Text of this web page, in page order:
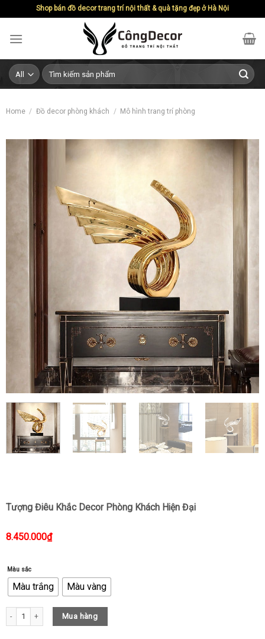
content
Shop bán đồ decor trang trí nội thất & quà tặng đẹp ở Hà Nội
Search
for:
Home / Đồ decor phòng khách / Mô hình trang trí phòng
Tượng Điêu Khắc Decor Phòng Khách Hiện Đại
8.450.000₫
Màu sắc
Màu trắng Màu vàng
Tượng Điêu Khắc Decor Phòng Khách Hiện Đại quantity
Mua hàng